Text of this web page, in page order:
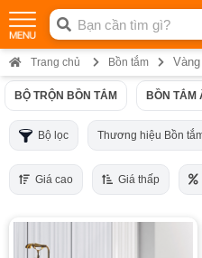
Trang chủ Bồn tắm Vàng
BỘ TRỘN BỒN TẮM BỒN TẮM
Bộ lọc Thương hiệu Bồn
Giá cao Giá thấp